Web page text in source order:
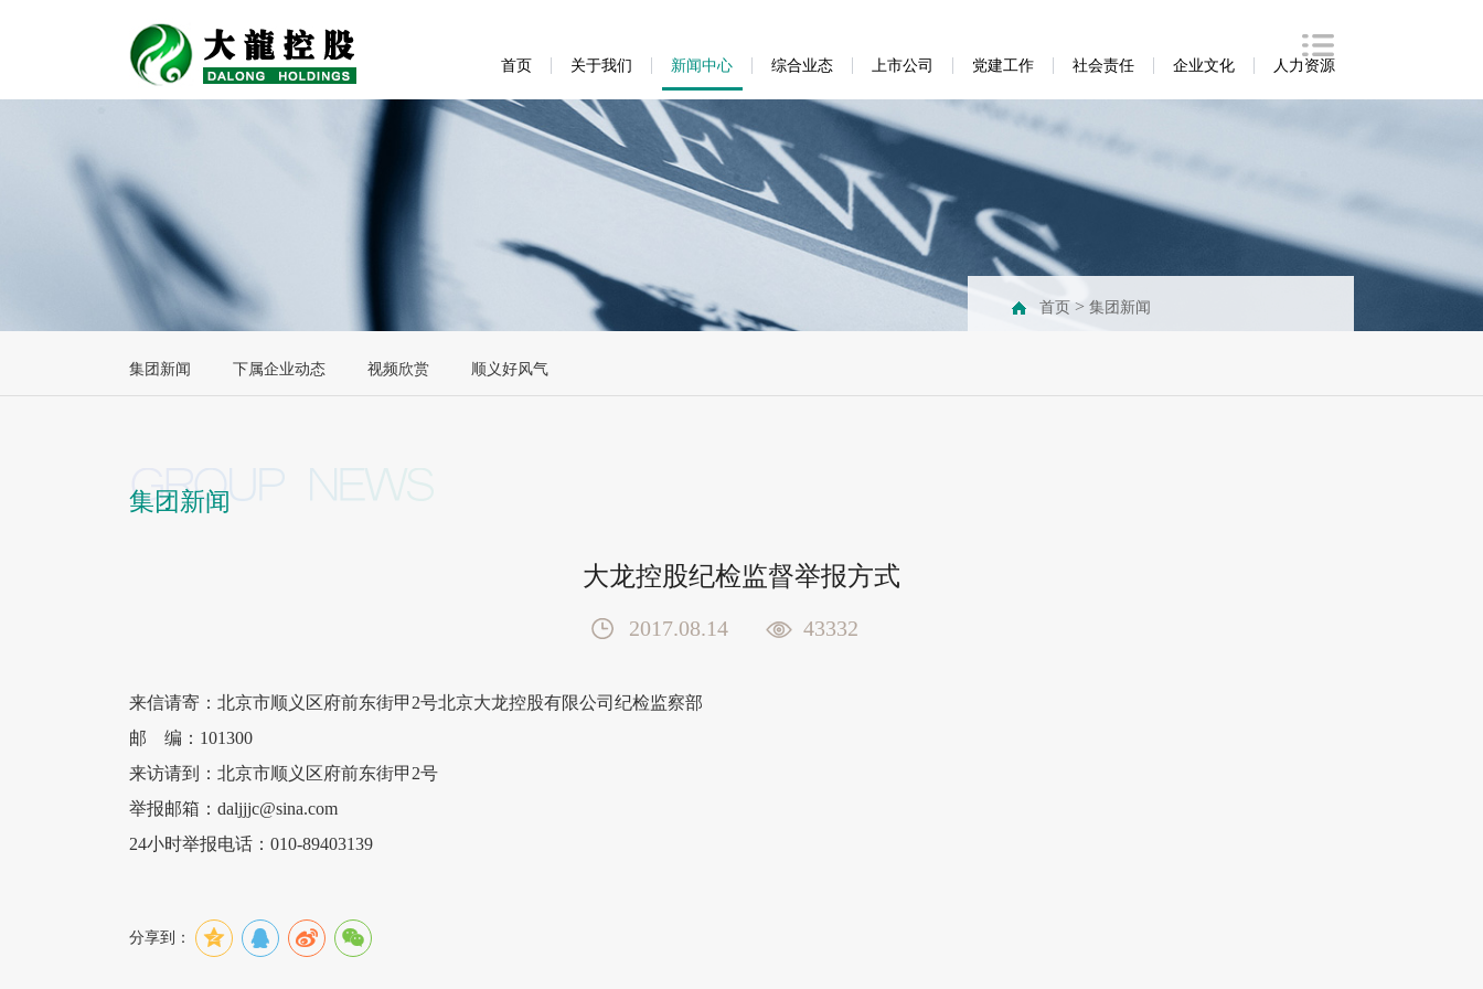
首页 关于我们 新闻中心 综合业态 上市公司 党建工作 社会责任 企业文化 人力资源
首页 > 集团新闻
集团新闻 下属企业动态 视频欣赏 顺义好风气
集团新闻
大龙控股纪检监督举报方式
2017.08.14 43332
来信请寄：北京市顺义区府前东街甲2号北京大龙控股有限公司纪检监察部
邮 编：101300
来访请到：北京市顺义区府前东街甲2号
举报邮箱：daljjjc@sina.com
24小时举报电话：010-89403139
分享到：